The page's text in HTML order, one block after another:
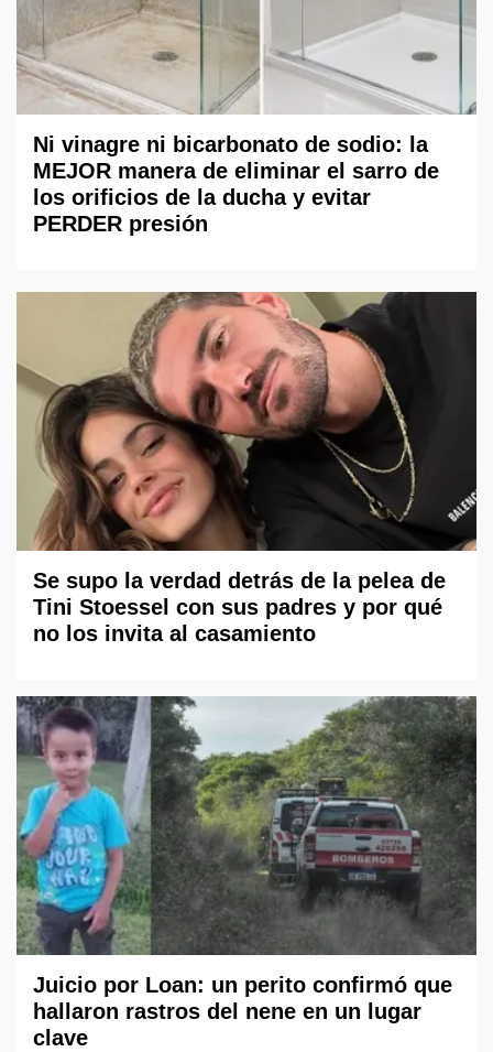
Ni vinagre ni bicarbonato de sodio: la
MEJOR manera de eliminar el sarro de
los orificios de la ducha y evitar
PERDER presión
Se supo la verdad detrás de la pelea de
Tini Stoessel con sus padres y por qué
no los invita al casamiento
Juicio por Loan: un perito confirmó que
hallaron rastros del nene en un lugar
clave